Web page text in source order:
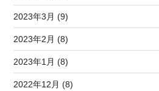
2023年3月 (9)
2023年2月 (8)
2023年1月 (8)
2022年12月 (8)